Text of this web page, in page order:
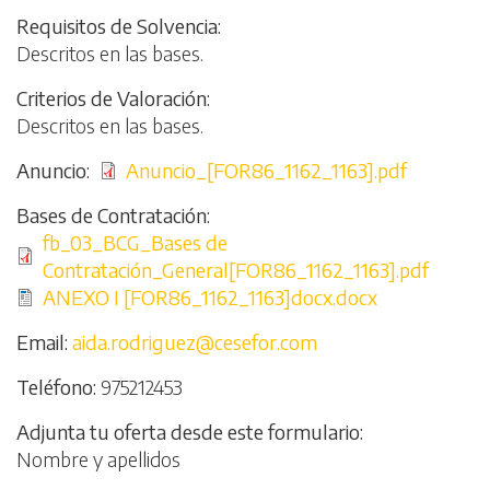
Requisitos de Solvencia
Descritos en las bases.
Criterios de Valoración
Descritos en las bases.
Anuncio
FileAnuncio_[FOR86_1162_1163].pdf
Bases de Contratación
Filefb_03_BCG_Bases de
Contratación_General[FOR86_1162_1163].pdf
FileANEXO I [FOR86_1162_1163]docx.docx
Email aida.rodriguez@cesefor.com
Teléfono 975212453
Adjunta tu oferta desde este formulario
Nombre y apellidos